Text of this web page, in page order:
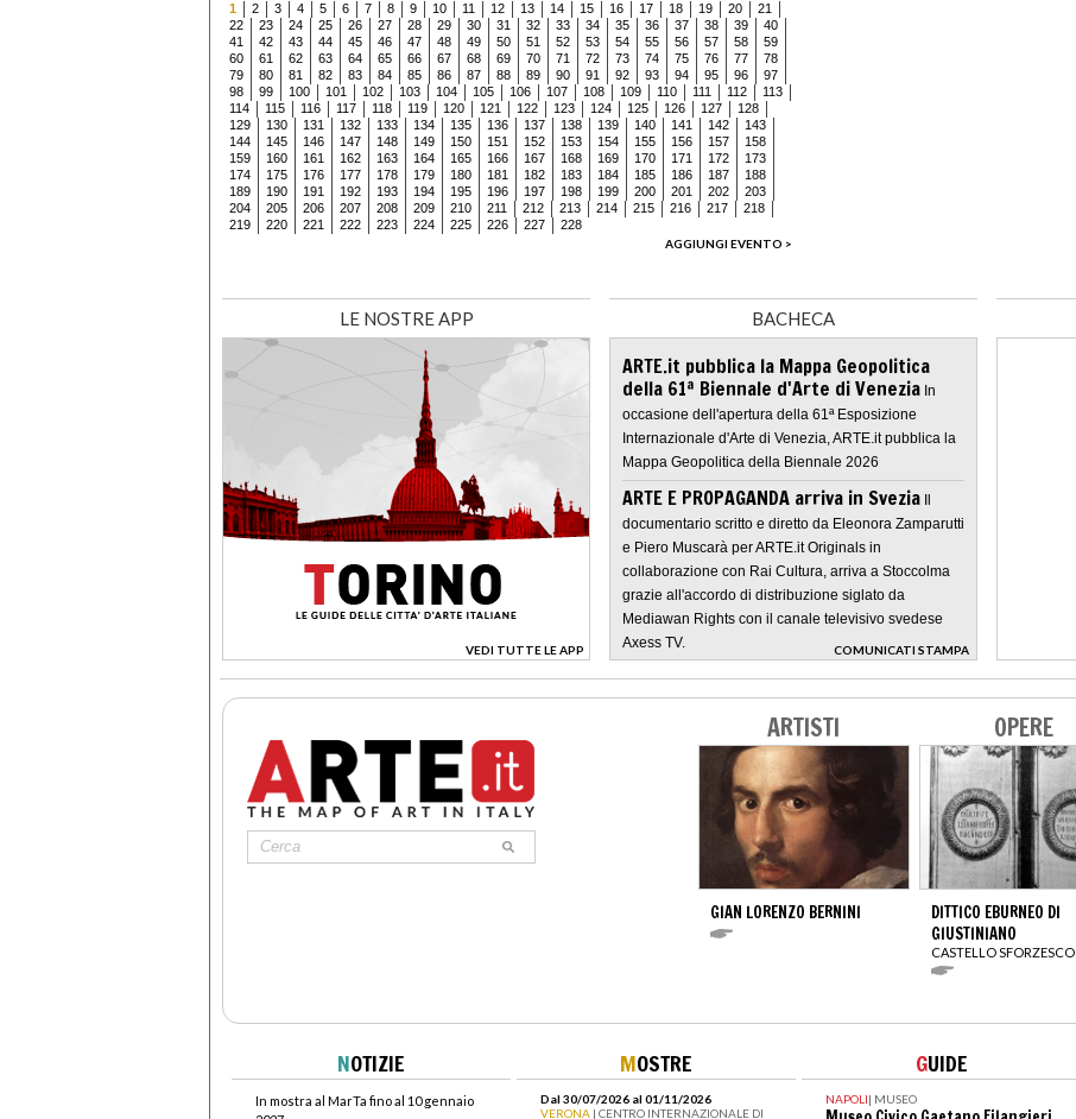
1 2 3 4 5 6 7 8 9 10 11 12 13 14 15 16 17 18 19 20
21
22
23 24 25 26 27 28 29 30 31 32 33 34 35 36 37 38 39
40
41
42 43 44 45 46 47 48 49 50 51 52 53 54 55 56 57 58
59
60
61 62 63 64 65 66 67 68 69 70 71 72 73 74 75 76 77
78
79
80 81 82 83 84 85 86 87 88 89 90 91 92 93 94 95 96
97
98
99 100 101 102 103 104 105 106 107 108 109 110 111 112
113
114
115 116 117 118 119 120 121 122 123 124 125 126 127
128
129
130 131 132 133 134 135 136 137 138 139 140 141 142
143
144
145 146 147 148 149 150 151 152 153 154 155 156 157
158
159
160 161 162 163 164 165 166 167 168 169 170 171 172
173
174
175 176 177 178 179 180 181 182 183 184 185 186 187
188
189
190 191 192 193 194 195 196 197 198 199 200 201 202
203
204
205 206 207 208 209 210 211 212 213 214 215 216 217
218
219
220 221 222 223 224 225 226 227
228
AGGIUNGI EVENTO >
LE NOSTRE APP
VEDI TUTTE LE APP
>
BACHECA
ARTE.it pubblica la Mappa Geopolitica
della 61ª Biennale d'Arte di Venezia In
occasione dell'apertura della 61ª Esposizione
Internazionale d'Arte di Venezia, ARTE.it pubblica la
Mappa Geopolitica della Biennale 2026
ARTE E PROPAGANDA arriva in Svezia Il
documentario scritto e diretto da Eleonora Zamparutti
e Piero Muscarà per ARTE.it Originals in
collaborazione con Rai Cultura, arriva a Stoccolma
grazie all'accordo di distribuzione siglato da
Mediawan Rights con il canale televisivo svedese
Axess TV.
COMUNICATI STAMPA
>
ARTISTI
GIAN LORENZO BERNINI
OPERE
DITTICO EBURNEO DI
GIUSTINIANO
CASTELLO SFORZESCO
NOTIZIE
In mostra al MarTa fino al 10 gennaio
MOSTRE
Dal 30/07/2026 al 01/11/2026
VERONA | CENTRO INTERNAZIONALE DI
GUIDE
NAPOLI| MUSEO